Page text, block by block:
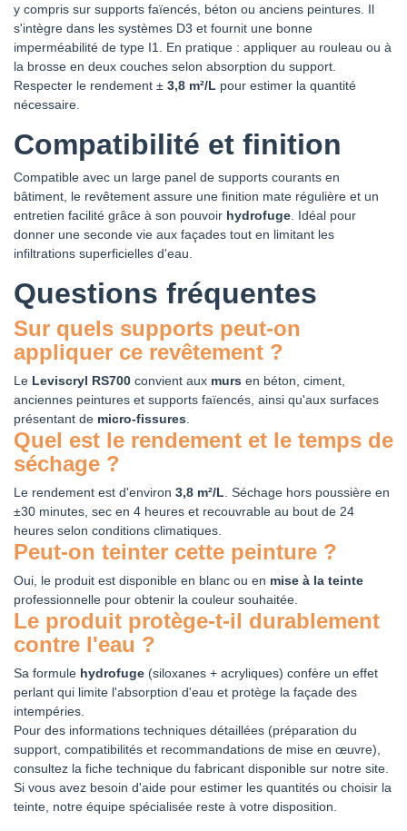
CHROMATIC
CH2 0134
CREME
SOLOGNE
CHROMATIC
CH2 0135
JAUNE
CHROMATIC
CH2 0136
BLANC CARROZ
CHROMATIC
CH2 0137 BEIGE
SHARI
CHROMATIC
CH2 0139
JAUNE TOGO
CHROMATIC
CH2 0140 OCRE
CAMPANIE
CHROMATIC
CH2 0141 BEIGE
CHROMATIC
CH2 0142 BEIGE
CHROMATIC
ARKOSE
CHROMATIC
CH2 0144 BEIGE
ARIZE
CHROMATIC
CHROMATIC
CHROMATIC
CH2 0147 BEIGE
SABLE
CH2 0148 BEIGE
CHAUX
CHROMATIC
CH2 0149
BLANC
CH2 0151 BEIGE
CARRIERE
CHROMATIC
CH2 0152 BEIGE
PIERRE
CHROMATIC
BLANC MONT-
BLANC
CHROMATIC
CH2 0155 BEIGE
DUNE
CHROMATIC
CH2 0156 BEIGE
DIKES
CHROMATIC
CH2 0157 ROSE
CORONILLE
CHROMATIC
CH2 0158 BEIGE
CHROMATIC
CH2 0159 BEIGE
TRILOBITE
CHROMATIC
CH2 0160 BEIGE
GRANIT
CH2 0161 BEIGE
AKEM
BROCATELLE
CH2 0163 BEIGE
CRAIE
CHROMATIC
CH2 0164 BEIGE
CHROMATIC
CH2 0165 BEIGE
CH2 0166 ROSE
CHROMATIC
CH2 0167 BEIGE
CASSONNADE
CHROMATIC
CH2 0168 BEIGE
POUDRE
CHROMATIC
CH2 0169 BEIGE
GALET
CHROMATIC
CH2 0170 BEIGE
GABBROS
y compris sur supports faïencés, béton ou anciens peintures. Il
s'intègre dans les systèmes D3 et fournit une bonne
imperméabilité de type I1. En pratique : appliquer au rouleau ou à
la brosse en deux couches selon absorption du support.
Respecter le rendement ± 3,8 m²/L pour estimer la quantité
nécessaire.
Compatibilité et finition
Compatible avec un large panel de supports courants en
bâtiment, le revêtement assure une finition mate régulière et un
entretien facilité grâce à son pouvoir hydrofuge . Idéal pour
donner une seconde vie aux façades tout en limitant les
infiltrations superficielles d'eau.
Questions fréquentes
Sur quels supports peut-on
appliquer ce revêtement ?
Le Leviscryl RS700 convient aux murs en béton, ciment,
anciennes peintures et supports faïencés, ainsi qu'aux surfaces
présentant de micro-fissures
Quel est le rendement et le temps de
séchage ?
Le rendement est d'environ 3,8 m²/L . Séchage hors poussière en
±30 minutes, sec en 4 heures et recouvrable au bout de 24
heures selon conditions climatiques.
Peut-on teinter cette peinture ?
Oui, le produit est disponible en blanc ou en mise à la teinte
professionnelle pour obtenir la couleur souhaitée.
Le produit protège-t-il durablement
contre l'eau ?
Sa formule hydrofuge (siloxanes + acryliques) confère un effet
perlant qui limite l'absorption d'eau et protège la façade des
intempéries.
Pour des informations techniques détaillées (préparation du
support, compatibilités et recommandations de mise en œuvre),
consultez la fiche technique du fabricant disponible sur notre site.
Si vous avez besoin d'aide pour estimer les quantités ou choisir la
teinte, notre équipe spécialisée reste à votre disposition.